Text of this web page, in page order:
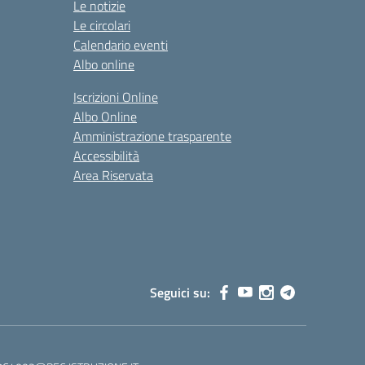
Le notizie
Le circolari
Calendario eventi
Albo online
Iscrizioni Online
Albo Online
Amministrazione trasparente
Accessibilità
Area Riservata
Seguici su: